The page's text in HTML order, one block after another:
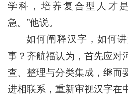
学科，培养复合型人才
急。”他说。
如何阐释汉字，如何
事？齐航福认为，首先应对
查、整理与分类集成，继而
进相联系，重新审视汉字在